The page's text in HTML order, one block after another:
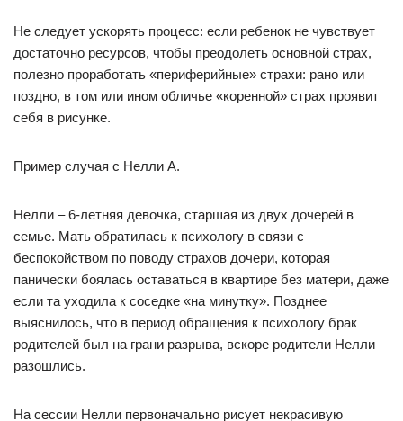
Не следует ускорять процесс: если ребенок не чувствует
достаточно ресурсов, чтобы преодолеть основной страх,
полезно проработать «периферийные» страхи: рано или
поздно, в том или ином обличье «коренной» страх проявит
себя в рисунке.
Пример случая с Нелли А.
Нелли – 6-летняя девочка, старшая из двух дочерей в
семье. Мать обратилась к психологу в связи с
беспокойством по поводу страхов дочери, которая
панически боялась оставаться в квартире без матери, даже
если та уходила к соседке «на минутку». Позднее
выяснилось, что в период обращения к психологу брак
родителей был на грани разрыва, вскоре родители Нелли
разошлись.
На сессии Нелли первоначально рисует некрасивую